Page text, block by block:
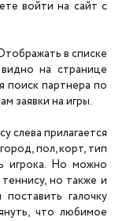
войти на сайт с
в списке
на странице
поиск партнера по
заявки на игры.
слева прилагается
пол, корт, тип
игрока. Но можно
но также и
галочку
что любимое